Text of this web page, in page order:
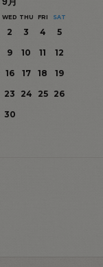
WED THU FRI SAT
2 3 4
5
9 10 11
12
16 17 18
19
23 24 25
26
30